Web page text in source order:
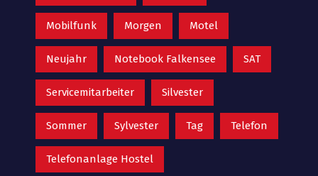
Mobilfunk Morgen Motel
Neujahr Notebook Falkensee SAT
Servicemitarbeiter Silvester
Sommer Sylvester Tag Telefon
Telefonanlage Hostel